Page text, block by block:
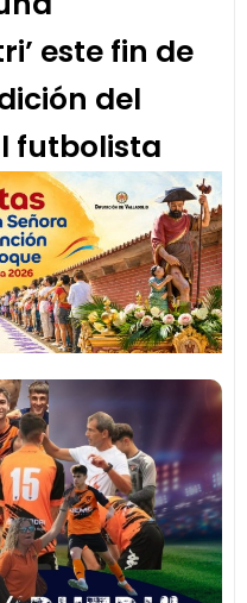
este fin de
del
futbolista